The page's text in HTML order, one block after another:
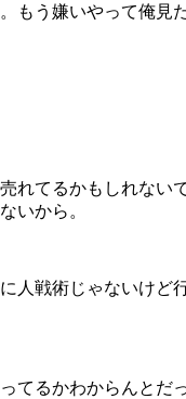
もう嫌いやって俺見
れてるかもしれない
いから。
人戦術じゃないけど
てるかわからんとだ